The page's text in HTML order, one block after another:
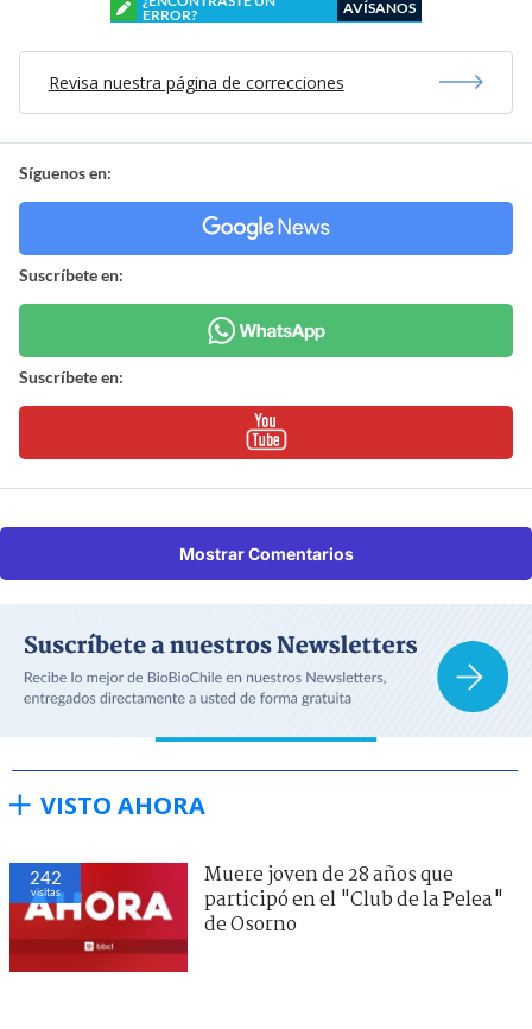
ERROR?
AVÍSANOS
Revisa nuestra página de correcciones
Síguenos en:
Suscríbete en:
Suscríbete en:
Mostrar Comentarios
VISTO AHORA
242
visitas
Muere joven de 28 años que
participó en el "Club de la Pelea"
de Osorno